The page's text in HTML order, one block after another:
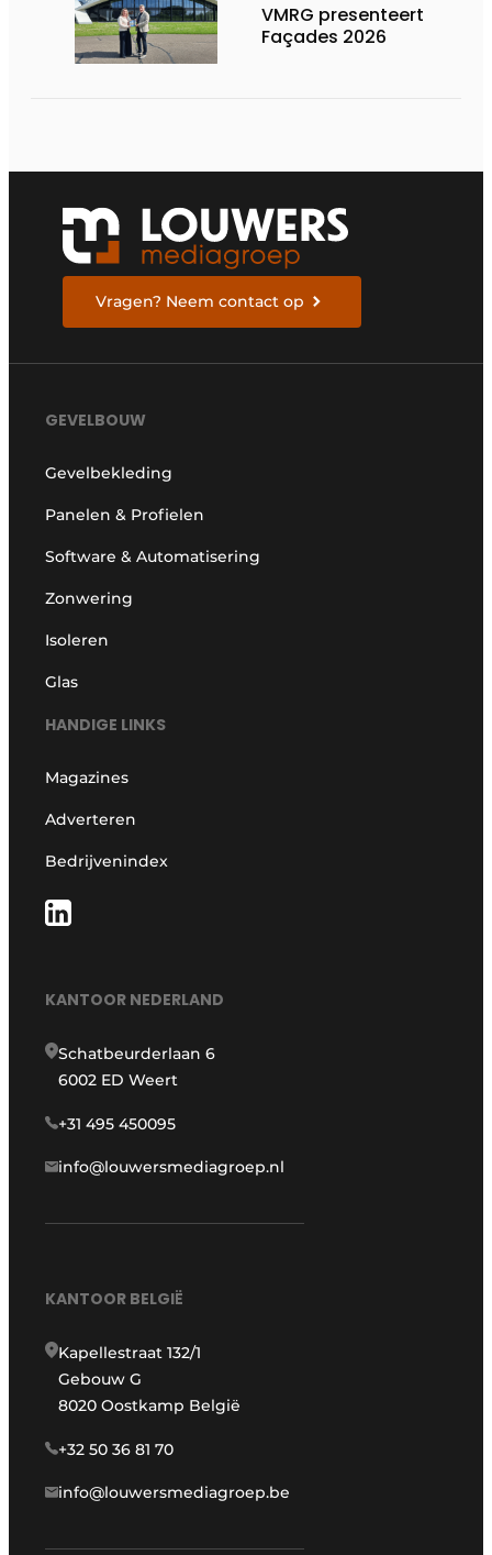
VMRG presenteert
Façades 2026
Vragen? Neem contact op
GEVELBOUW
Gevelbekleding
Panelen & Profielen
Software & Automatisering
Zonwering
Isoleren
Glas
HANDIGE LINKS
Magazines
Adverteren
Bedrijvenindex
KANTOOR NEDERLAND
Schatbeurderlaan 6
6002 ED Weert
+31 495 450095
info@louwersmediagroep.nl
KANTOOR BELGIË
Kapellestraat 132/1
Gebouw G
8020 Oostkamp België
+32 50 36 81 70
info@louwersmediagroep.be